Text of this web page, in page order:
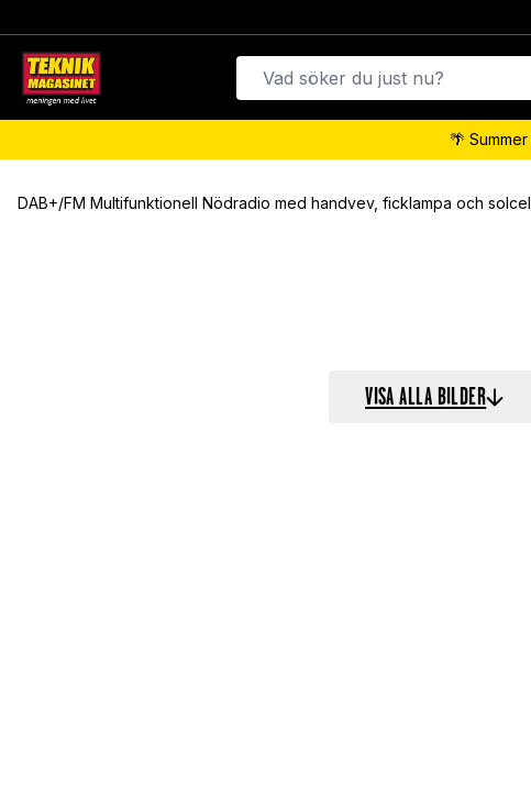
🌴
DAB+/FM Multifunktionell Nödradio med handvev, ficklampa och
VISA ALLA BILDER